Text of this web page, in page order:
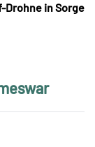
Drohne in Sorge